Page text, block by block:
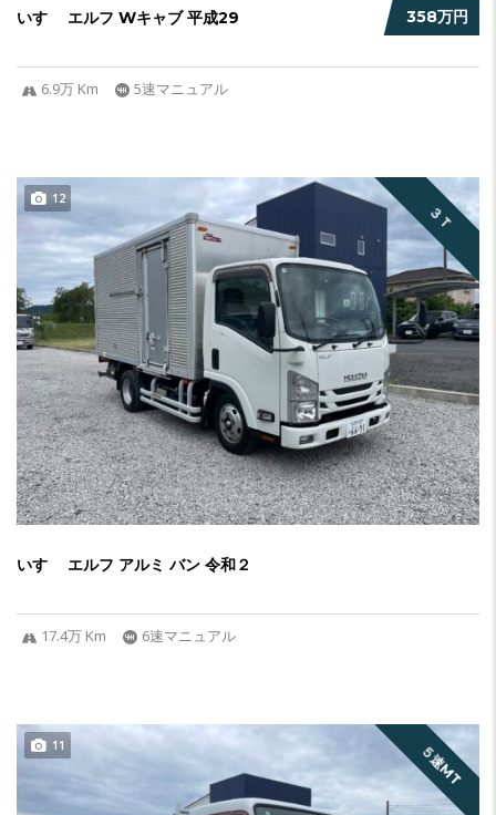
358万円
いすゞ エルフ Wキャブ 平成29
6.9万 Km 5速マニュアル
３Ｔ
12
いすゞ エルフ アルミ バン 令和２
17.4万 Km 6速マニュアル
５速MT
11